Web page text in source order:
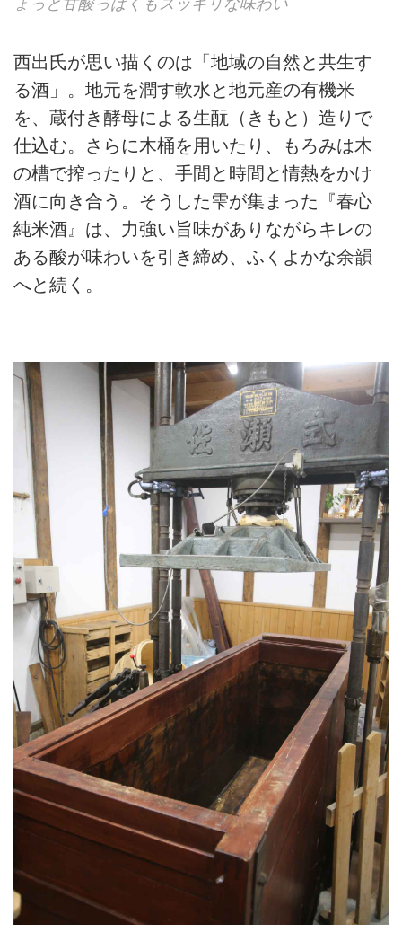
西出氏が思い描くのは「地域の自然と共生す
る酒」。地元を潤す軟水と地元産の有機米
を、蔵付き酵母による生酛（きもと）造りで
仕込む。さらに木桶を用いたり、もろみは木
の槽で搾ったりと、手間と時間と情熱をかけ
酒に向き合う。そうした雫が集まった『春心
純米酒』は、力強い旨味がありながらキレの
ある酸が味わいを引き締め、ふくよかな余韻
へと続く。